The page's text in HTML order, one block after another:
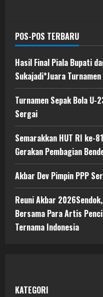
POS-POS TERBARU
Hasil Final Piala Bupati
Sukajadi*Juara
Turnamen Sepak Bola U-
Sergai
Semarakkan HUT RI ke-
Gerakan Pembagian
Akbar Dev Pimpin PPP
Reuni Akbar 2026Sendok,
Bersama Para Artis
Ternama Indonesia
KATEGORI